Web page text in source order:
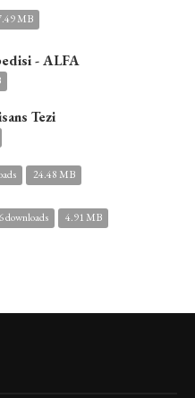
MB
- ALFA
Tezi
24.48 MB
downloads 4.91 MB